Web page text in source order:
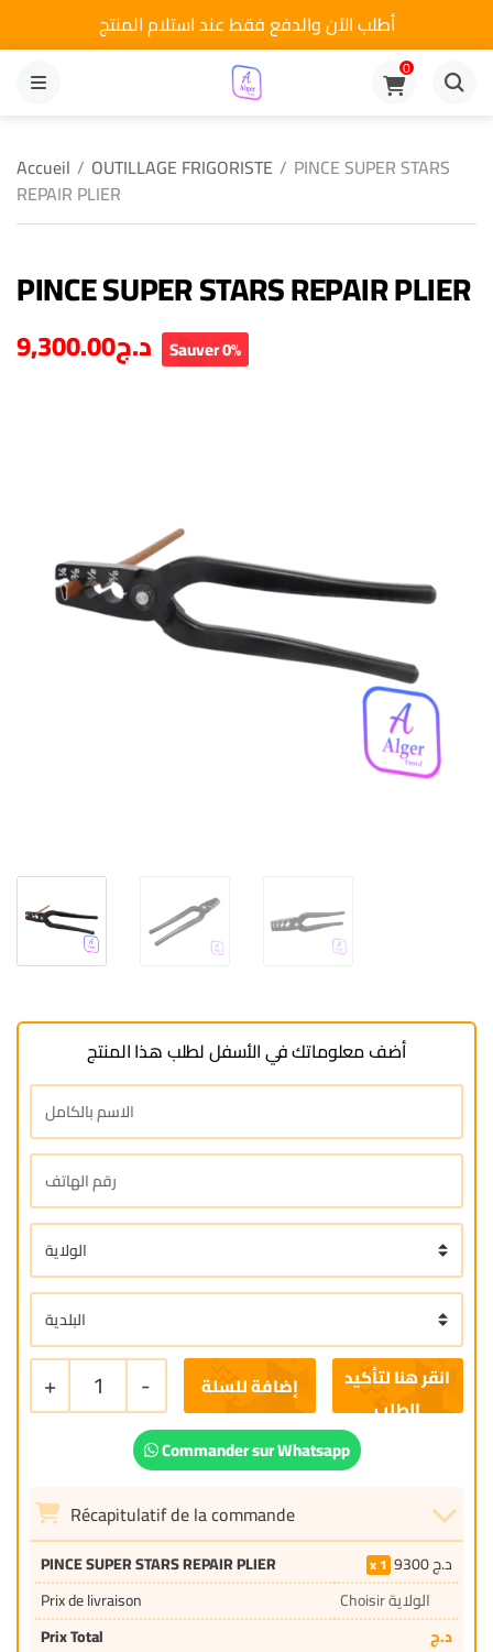
أطلب الآن والدفع فقط عند استلام المنتج
MENU
0
Accueil / OUTILLAGE FRIGORISTE / PINCE SUPER STARS
REPAIR PLIER
PINCE SUPER STARS REPAIR PLIER
د.ج9,300.00 Sauver 0%
أضف معلوماتك في الأسفل لطلب هذا المنتج
+ 1 - إضافة للسلة
Commander sur Whatsapp
Récapitulatif de la commande
PINCE SUPER STARS REPAIR PLIER 1 9300د.ج
Prix de livraison
Choisir الولاية
Prix Total
د.ج